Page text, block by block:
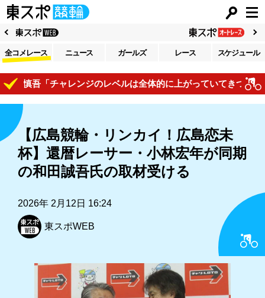
全コメレース ニュース ガールズ レース スケジュール
吾「チャレンジのレベルは全体的に上がっていてきついですね
【広島競輪・リンカイ！広島恋未
杯】還暦レーサー・小林宏年が同期
の和田誠吾氏の取材受ける
2026年 2月12日 16:24
東スポWEB